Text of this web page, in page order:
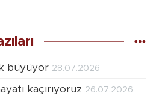
büyüyor 28.07.2026
kaçırıyoruz 26.07.2026